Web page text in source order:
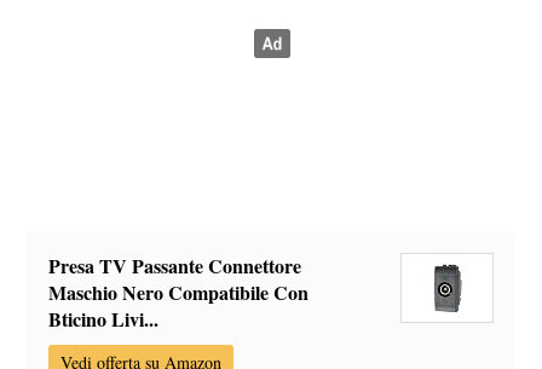
Presa TV Passante Connettore
Maschio Nero Compatibile Con
Bticino Livi...
Vedi offerta su Amazon